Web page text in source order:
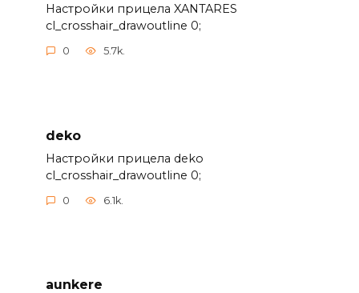
Настройки прицела XANTARES
cl_crosshair_drawoutline 0;
0 5.7k.
deko
Настройки прицела deko
cl_crosshair_drawoutline 0;
0 6.1k.
aunkere